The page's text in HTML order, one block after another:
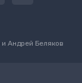
и Андрей Беляков